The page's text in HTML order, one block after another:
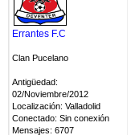
Errantes F.C
Clan Pucelano
Antigüedad:
02/Noviembre/2012
Localización: Valladolid
Conectado: Sin conexión
Mensajes: 6707